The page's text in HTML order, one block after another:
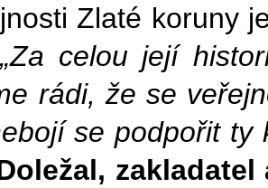
Zlaté koruny
„Za celou její
rádi, že se
se podpořit ty